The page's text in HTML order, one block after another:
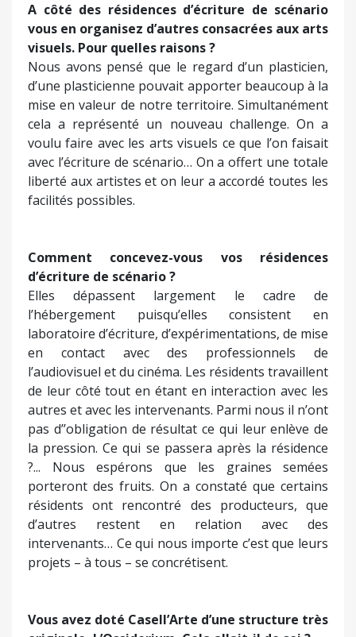
A côté des résidences d’écriture de scénario
vous en organisez d’autres consacrées aux arts
visuels. Pour quelles raisons ?
Nous avons pensé que le regard d’un plasticien,
d’une plasticienne pouvait apporter beaucoup à la
mise en valeur de notre territoire. Simultanément
cela a représenté un nouveau challenge. On a
voulu faire avec les arts visuels ce que l’on faisait
avec l’écriture de scénario… On a offert une totale
liberté aux artistes et on leur a accordé toutes les
facilités possibles.
Comment concevez-vous vos résidences
d’écriture de scénario ?
Elles dépassent largement le cadre de
l’hébergement puisqu’elles consistent en
laboratoire d’écriture, d’expérimentations, de mise
en contact avec des professionnels de
l’audiovisuel et du cinéma. Les résidents travaillent
de leur côté tout en étant en interaction avec les
autres et avec les intervenants. Parmi nous il n’ont
pas d’’obligation de résultat ce qui leur enlève de
la pression. Ce qui se passera après la résidence
?... Nous espérons que les graines semées
porteront des fruits. On a constaté que certains
résidents ont rencontré des producteurs, que
d’autres restent en relation avec des
intervenants… Ce qui nous importe c’est que leurs
projets – à tous – se concrétisent.
Vous avez doté Casell’Arte d’une structure très